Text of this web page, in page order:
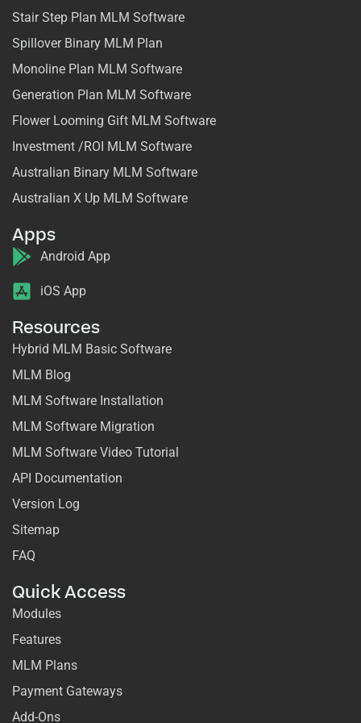
Stair Step Plan MLM Software
Spillover Binary MLM Plan
Monoline Plan MLM Software
Generation Plan MLM Software
Flower Looming Gift MLM Software
Investment /ROI MLM Software
Australian Binary MLM Software
Australian X Up MLM Software
Apps
Android App
iOS App
Resources
Hybrid MLM Basic Software
MLM Blog
MLM Software Installation
MLM Software Migration
MLM Software Video Tutorial
API Documentation
Version Log
Sitemap
FAQ
Quick Access
Modules
Features
MLM Plans
Payment Gateways
Add-Ons